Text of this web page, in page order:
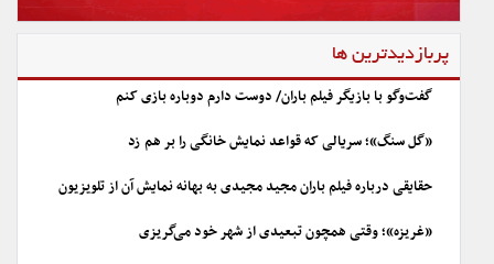
پربازدیدترین ها
گفت‌وگو با بازیگر فیلم باران/ دوست دارم دوباره بازی کنم
«گل سنگ»؛ سریالی که قواعد نمایش خانگی را بر هم زد
حقایقی درباره فیلم باران مجید مجیدی به بهانه نمایش آن از تلویزیون
«غریزه»؛ وقتی همچون تبعیدی از شهر خود می‌گریزی